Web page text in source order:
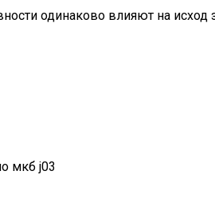
одинаково влияют на
мкб j03